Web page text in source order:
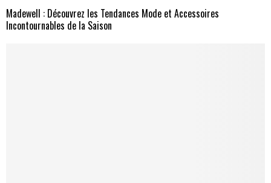
Madewell : Découvrez les Tendances Mode et Accessoires
Incontournables de la Saison